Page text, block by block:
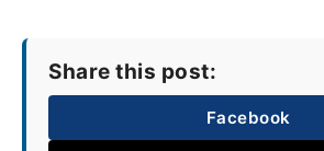
Share this post:
Facebook